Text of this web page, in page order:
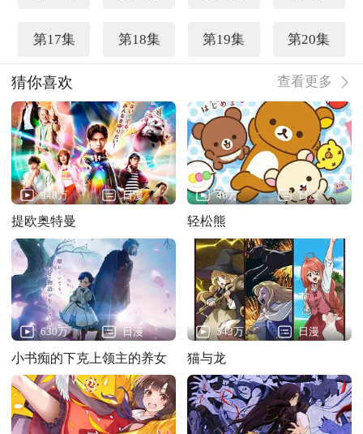
第17集 第18集 第19集 第20集
猜你喜欢 查看更多
948万 日漫
提欧奥特曼
46万 日漫
轻松熊
630万 日漫
小书痴的下克上领主的养女
543万 日漫
猫与龙